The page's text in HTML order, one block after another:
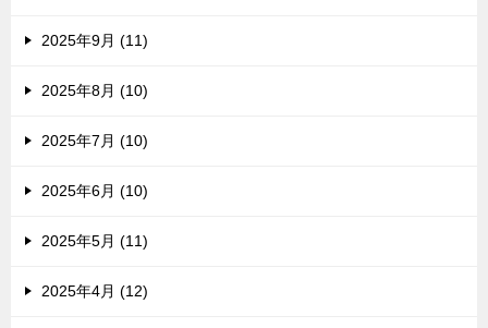
2025年9月 (11)
2025年8月 (10)
2025年7月 (10)
2025年6月 (10)
2025年5月 (11)
2025年4月 (12)